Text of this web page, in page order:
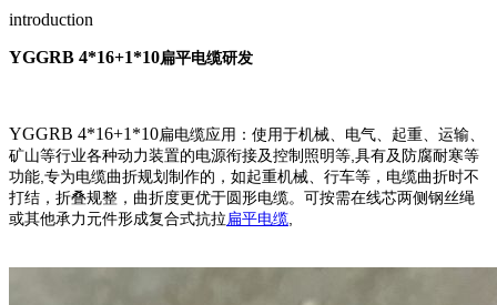
introduction
YGGRB 4*16+1*10扁平电缆研发
YGGRB 4*16+1*10扁电缆应用： 使用于机械、电气、 起重、运输、
矿山等行业各种动力装置的电源衔接及控制照明等,具有及防腐耐寒等
功能,专为电缆曲折规划制作的，如起重机械、行车等，电缆曲折时不
打结，折叠规整，曲折度更优于圆形电缆。 可按需在线芯两侧钢丝绳
或其他承力元件形成复合式抗拉扁平电缆,